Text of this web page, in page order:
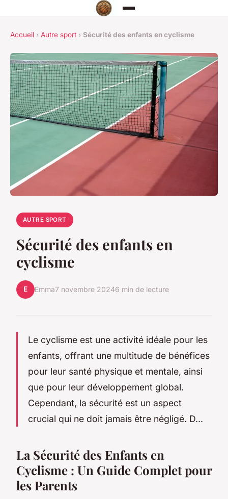
Accueil › Autre sport › Sécurité des enfants en cyclisme
AUTRE SPORT
Sécurité des enfants en
cyclisme
E Emma7 novembre 20246 min de lecture
Le cyclisme est une activité idéale pour les
enfants, offrant une multitude de bénéfices
pour leur santé physique et mentale, ainsi
que pour leur développement global.
Cependant, la sécurité est un aspect
crucial qui ne doit jamais être négligé. D...
La Sécurité des Enfants en
Cyclisme : Un Guide Complet pour
les Parents